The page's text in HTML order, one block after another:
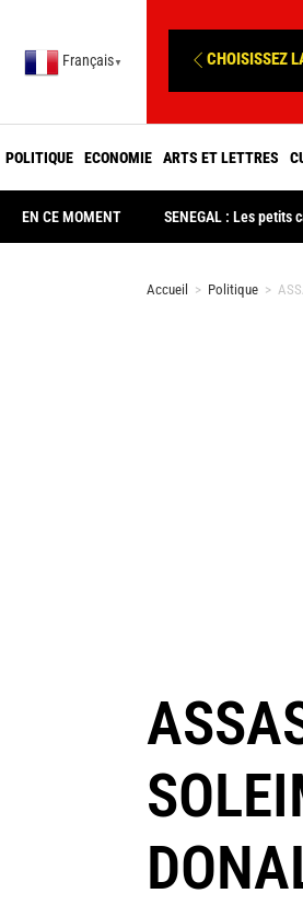
Français ▼ CHOISISSEZ
POLITIQUE ECONOMIE ARTS ET LETTRES
EN CE MOMENT SENEGAL : Les petits
Accueil > Politique >